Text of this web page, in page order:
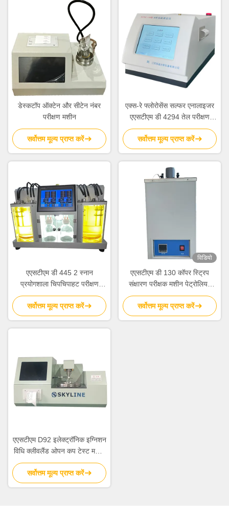
डेस्कटॉप ऑक्टेन और सीटेन नंबर
परीक्षण मशीन
सर्वोत्तम मूल्य प्राप्त करें
एक्स-रे फ्लोरोसेंस सल्फर एनालाइजर
एएसटीएम डी 4294 तेल परीक्षण
उपकरण
सर्वोत्तम मूल्य प्राप्त करें
एएसटीएम डी 445 2 स्नान
प्रयोगशाला चिपचिपाहट परीक्षण
उपकरण स्वचालित गतिज चिपचिपाहट
परीक्षक स्वचालित चिपचिपाहट
विश्लेषक
सर्वोत्तम मूल्य प्राप्त करें
विडियो
एएसटीएम डी 130 कॉपर स्ट्रिप
संक्षारण परीक्षक मशीन पेट्रोलियम
उत्पाद परीक्षण उपकरण
सर्वोत्तम मूल्य प्राप्त करें
एएसटीएम D92 इलेक्ट्रॉनिक इग्निशन
विधि क्लीवलैंड ओपन कप टेस्ट मशीन
फ्लैश प्वाइंट परीक्षक
सर्वोत्तम मूल्य प्राप्त करें